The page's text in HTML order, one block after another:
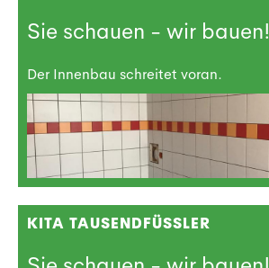
Sie schauen - wir bauen!
Der Innenbau schreitet voran.
KITA TAUSENDFÜSSLER